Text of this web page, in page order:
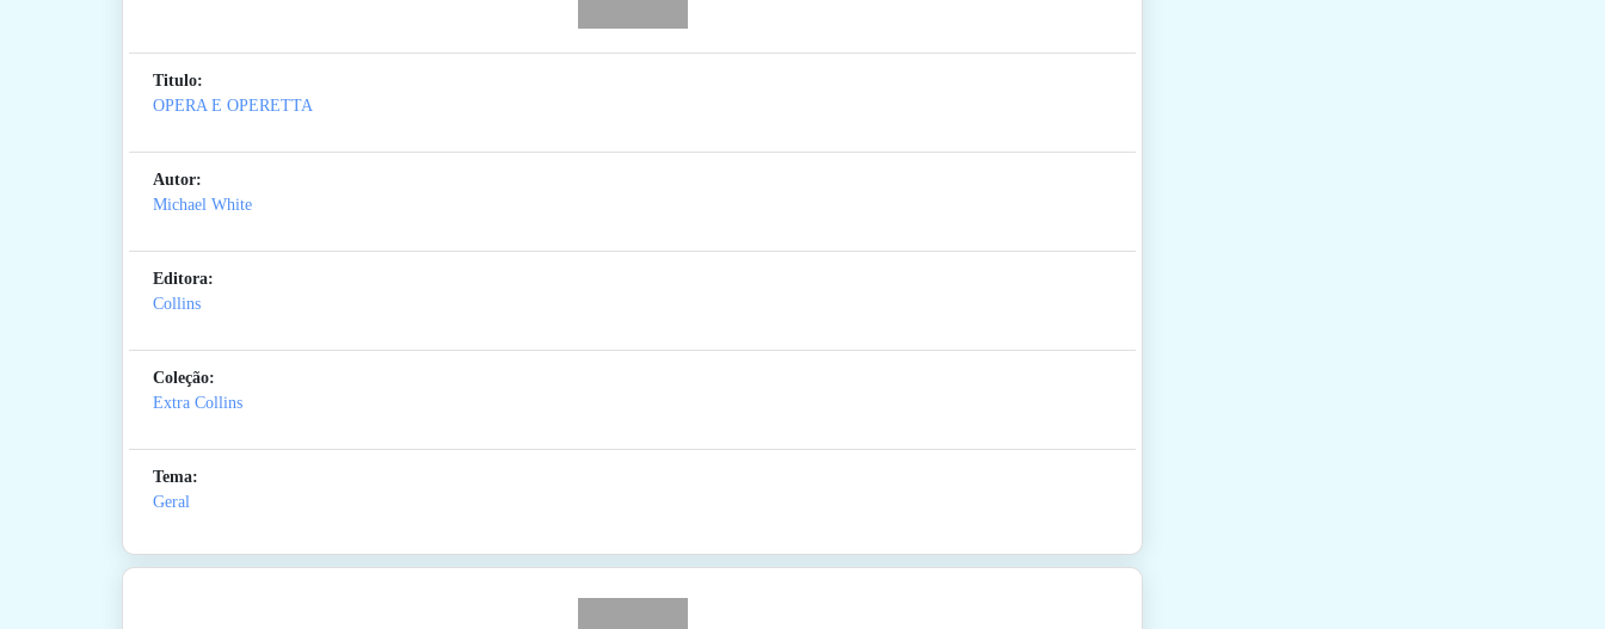
Titulo:
OPERA E OPERETTA
Autor:
Michael White
Editora:
Collins
Coleção:
Extra Collins
Tema:
Geral